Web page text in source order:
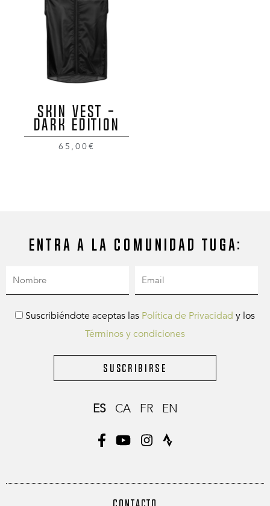
SKIN VEST -
DARK EDITION
65,00€
Entra a la comunidad Tuga:
Suscribiéndote aceptas las Política de Privacidad y los
Términos y condiciones
Suscribirse
ES CA FR EN
CONTACTO